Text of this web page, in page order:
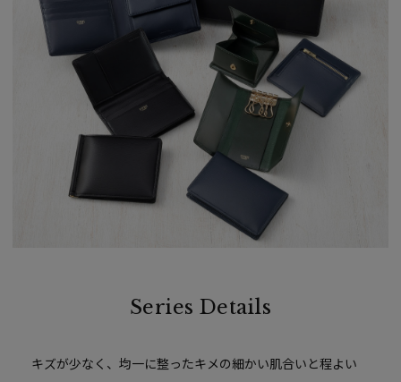
Series Details
キズが少なく、均一に整ったキメの細かい肌合いと程よい